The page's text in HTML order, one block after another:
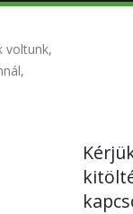
voltunk,